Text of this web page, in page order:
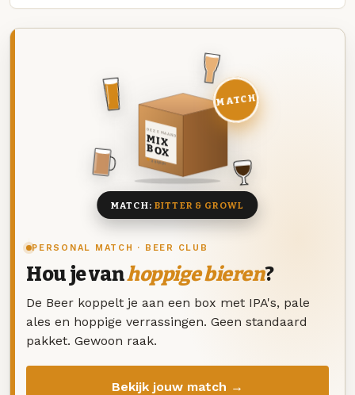
PERSONAL MATCH · BEER CLUB
Hou je vanhoppige bieren?
De Beer koppelt je aan een box met IPA's, pale
ales en hoppige verrassingen. Geen standaard
pakket. Gewoon raak.
Bekijk jouw match →
DEZE MAAND
MIX
BOX
8 BIEREN
MATCH
MATCH: BITTER & GROWL